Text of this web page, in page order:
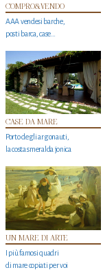
COMPRO&VENDO
AAA vendesi barche,
posti barca, case…
CASE DA MARE
Porto degli argonauti,
la costa smeralda jonica
UN MARE DI ARTE
I più famosi quadri
di mare copiati per voi